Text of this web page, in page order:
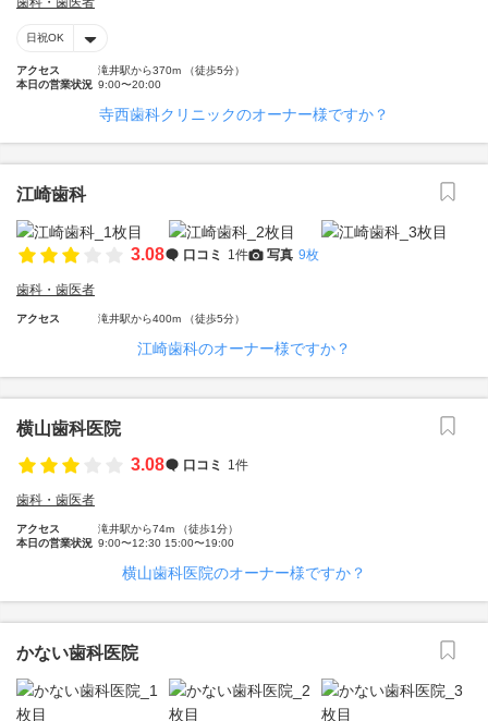
日祝OK
アクセス
滝井駅から370m （徒歩5分）
本日の営業状況 9:00〜20:00
寺西歯科クリニックのオーナー様ですか？
江崎歯科
3.08 口コミ 1件 写真 9枚
歯科・歯医者
アクセス 滝井駅から400m （徒歩5分）
江崎歯科のオーナー様ですか？
横山歯科医院
3.08
口コミ 1件
歯科・歯医者
アクセス
滝井駅から74m （徒歩1分）
本日の営業状況 9:00〜12:30 15:00〜19:00
横山歯科医院のオーナー様ですか？
かない歯科医院